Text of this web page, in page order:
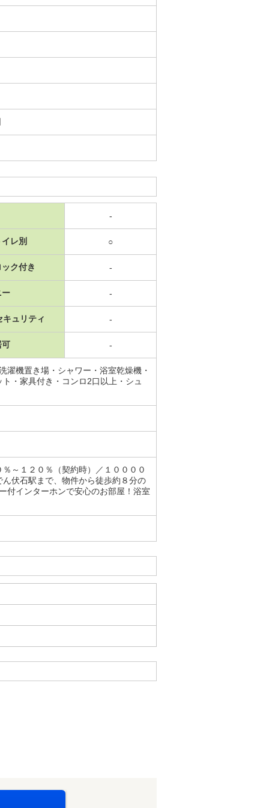
-
レ別 ○
ク付き -
ー -
キュリティ -
可 -
濯機置き場・シャワー・浴室乾燥機・
・家具付き・コンロ2口以上・シュ
～１２０％（契約時）／１００００
伏石駅まで、物件から徒歩約８分の
付インターホンで安心のお部屋！浴室